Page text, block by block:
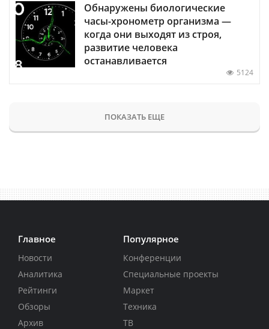
Обнаружены биологические
часы-хронометр организма —
когда они выходят из строя,
развитие человека
останавливается
5124
ПОКАЗАТЬ ЕЩЕ
Главное
Новости
Аналитика
Рейтинги
Обзоры
Архив
Популярное
Конференции
Специальные проекты
Маркет
Техника
ТВ